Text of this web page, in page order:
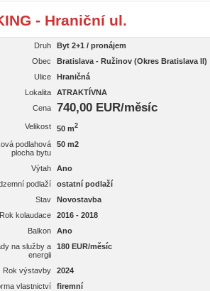
- Hraniční ul.
Druh
Byt 2+1 / pronájem
Obec
Bratislava - Ružinov (Okres Bratislava II)
Ulice
Hraničná
Lokalita
ATRAKTÍVNA
Cena
740,00 EUR/měsíc
Velikost 50 m2
podlahová
plocha bytu
50 m2
Výtah
Ano
podlaží
ostatní podlaží
Stav
Novostavba
Rok kolaudace
2016 - 2018
Balkon
Ano
na služby a
energii
180 EUR/měsíc
Rok výstavby
2024
vlastnictví
firemní